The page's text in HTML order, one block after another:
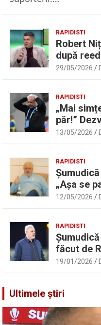
RAPIDISTI
Robert
după
Sport.ro
29/05/2026
RAPIDISTI
„Mai
păr!”
Marius
Pancu
13/05/2026
RAPIDISTI
„Așa se
12/05/2026
RAPIDISTI
făcut de
înțeles”
19/01/2026
Ultimele știri